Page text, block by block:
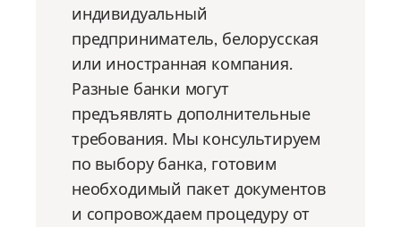
индивидуальный
предприниматель, белорусская
или иностранная компания.
Разные банки могут
предъявлять дополнительные
требования. Мы консультируем
по выбору банка, готовим
необходимый пакет документов
и сопровождаем процедуру от